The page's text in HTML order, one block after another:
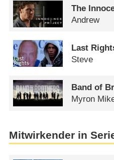
The
Andrew
Last
Steve
Band of
Myron
Mitwirkender in